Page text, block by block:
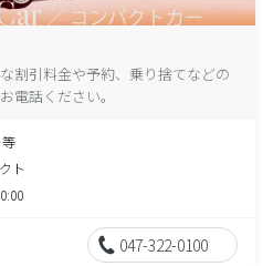
割引料金や予約、乗り捨てなどの
電話ください。
ト
047-322-0100